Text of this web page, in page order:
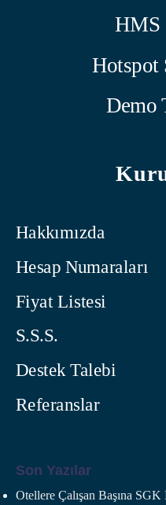
HMS
Hotspot
Demo
Hakkımızda
Hesap Numaraları
Fiyat Listesi
S.S.S.
Destek Talebi
Referanslar
Son Yazılar
Otellere Çalışan Başına